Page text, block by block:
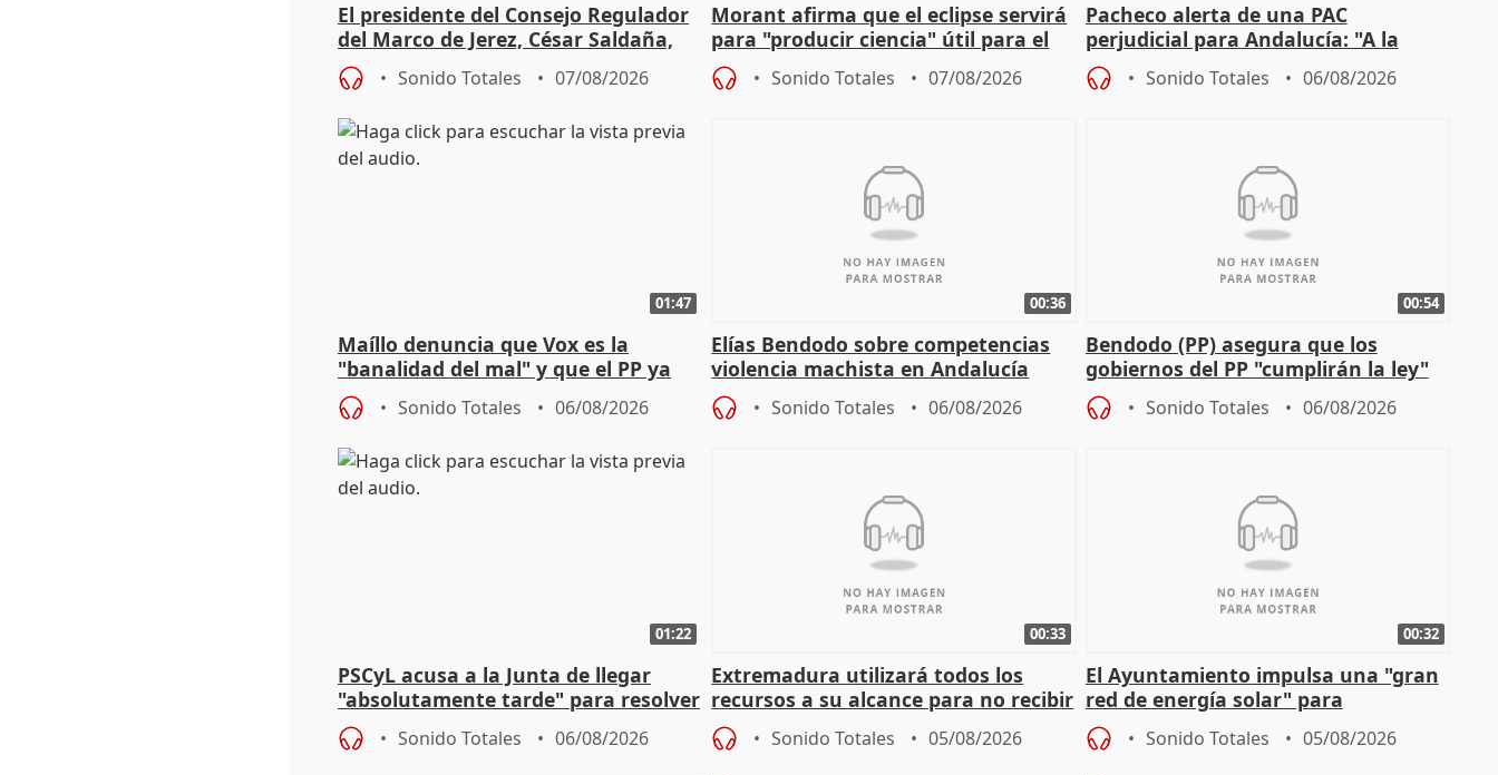
El presidente del Consejo Regulador
del Marco de Jerez, César Saldaña,
sobre exportaciones
Sonido Totales 07/08/2026
Morant afirma que el eclipse servirá
para "producir ciencia" útil para el
resto del mundo
Sonido Totales 07/08/2026
Pacheco alerta de una PAC
perjudicial para Andalucía: "A la
agricultura hay que protegerla"
Sonido Totales 06/08/2026
01:47
Maíllo denuncia que Vox es la
"banalidad del mal" y que el PP ya
asume todas sus tesis
Sonido Totales 06/08/2026
00:36
Elías Bendodo sobre competencias
violencia machista en Andalucía
Sonido Totales 06/08/2026
00:54
Bendodo (PP) asegura que los
gobiernos del PP "cumplirán la ley"
sobre los menores migrantes
Sonido Totales 06/08/2026
01:22
PSCyL acusa a la Junta de llegar
"absolutamente tarde" para resolver
problemas como Newcastle
Sonido Totales 06/08/2026
00:33
Extremadura utilizará todos los
recursos a su alcance para no recibir
más menores migrantes
Sonido Totales 05/08/2026
00:32
El Ayuntamiento impulsa una "gran
red de energía solar" para
autoconsumo
Sonido Totales 05/08/2026